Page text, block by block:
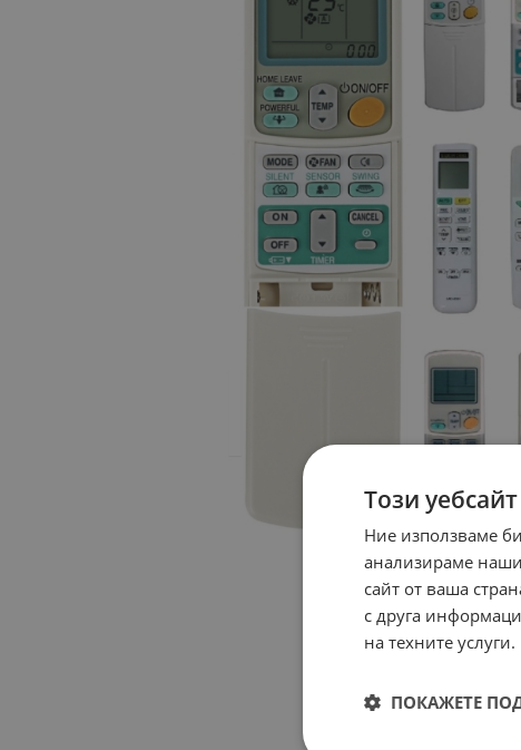
Този
Ние използваме
анализираме
сайт от ваша
с друга
на техните услуги.
ПОКАЖЕТЕ